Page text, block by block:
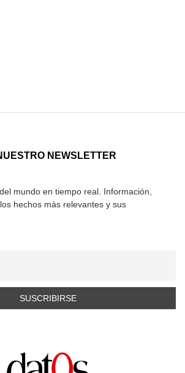
NEWSLETTER
mundo en tiempo real. Información,
hechos más relevantes y sus